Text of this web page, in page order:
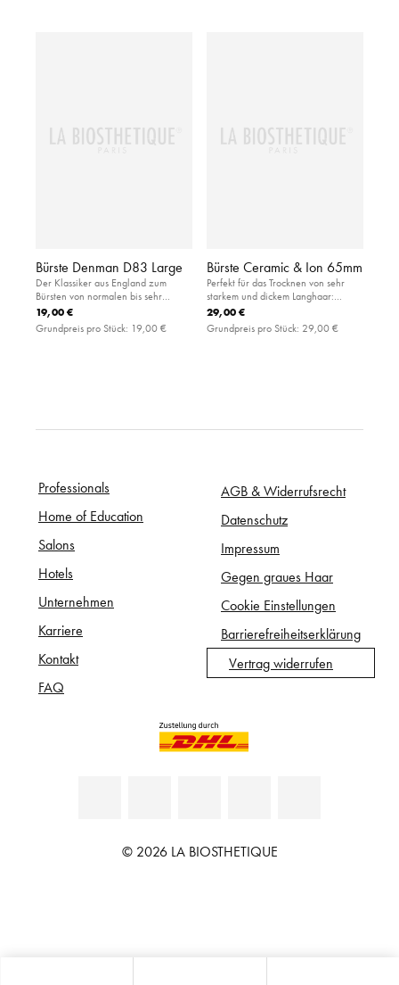
Bürste Denman D83 Large
Der Klassiker aus England zum
Bürsten von normalen bis sehr
dicken, langen Haaren: große
Paddlebürste mit luftgefedertem
Gummikissen aus Kautschuk
19,00 €
Grundpreis pro Stück: 19,00 €
Bürste Ceramic & Ion 65mm
Perfekt für das Trocknen von sehr
starkem und dickem Langhaar:
handliche Rundbürste aus Keramik
mit besonderer Griffigkeit im Haar
29,00 €
Grundpreis pro Stück: 29,00 €
Professionals
Home of Education
Salons
Hotels
Unternehmen
Karriere
Kontakt
FAQ
AGB & Widerrufsrecht
Datenschutz
Impressum
Gegen graues Haar
Cookie Einstellungen
Barrierefreiheitserklärung
Vertrag widerrufen
© 2026 LA BIOSTHETIQUE